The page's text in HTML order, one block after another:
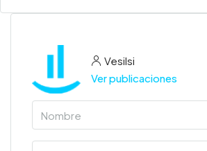
Vesilsi
Ver publicaciones